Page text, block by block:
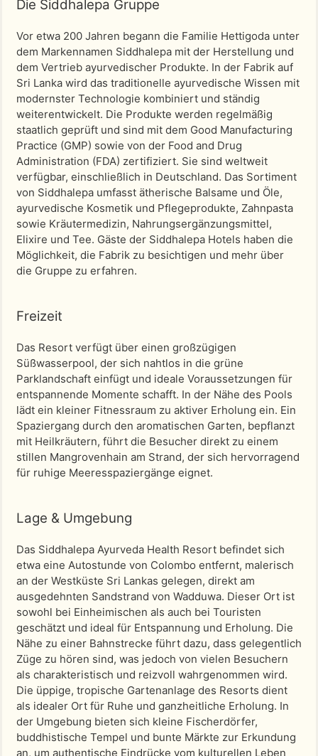
Die Siddhalepa Gruppe
Vor etwa 200 Jahren begann die Familie Hettigoda unter
dem Markennamen Siddhalepa mit der Herstellung und
dem Vertrieb ayurvedischer Produkte. In der Fabrik auf
Sri Lanka wird das traditionelle ayurvedische Wissen mit
modernster Technologie kombiniert und ständig
weiterentwickelt. Die Produkte werden regelmäßig
staatlich geprüft und sind mit dem Good Manufacturing
Practice (GMP) sowie von der Food and Drug
Administration (FDA) zertifiziert. Sie sind weltweit
verfügbar, einschließlich in Deutschland. Das Sortiment
von Siddhalepa umfasst ätherische Balsame und Öle,
ayurvedische Kosmetik und Pflegeprodukte, Zahnpasta
sowie Kräutermedizin, Nahrungsergänzungsmittel,
Elixire und Tee. Gäste der Siddhalepa Hotels haben die
Möglichkeit, die Fabrik zu besichtigen und mehr über
die Gruppe zu erfahren.
Freizeit
Das Resort verfügt über einen großzügigen
Süßwasserpool, der sich nahtlos in die grüne
Parklandschaft einfügt und ideale Voraussetzungen für
entspannende Momente schafft. In der Nähe des Pools
lädt ein kleiner Fitnessraum zu aktiver Erholung ein. Ein
Spaziergang durch den aromatischen Garten, bepflanzt
mit Heilkräutern, führt die Besucher direkt zu einem
stillen Mangrovenhain am Strand, der sich hervorragend
für ruhige Meeresspaziergänge eignet.
Lage & Umgebung
Das Siddhalepa Ayurveda Health Resort befindet sich
etwa eine Autostunde von Colombo entfernt, malerisch
an der Westküste Sri Lankas gelegen, direkt am
ausgedehnten Sandstrand von Wadduwa. Dieser Ort ist
sowohl bei Einheimischen als auch bei Touristen
geschätzt und ideal für Entspannung und Erholung. Die
Nähe zu einer Bahnstrecke führt dazu, dass gelegentlich
Züge zu hören sind, was jedoch von vielen Besuchern
als charakteristisch und reizvoll wahrgenommen wird.
Die üppige, tropische Gartenanlage des Resorts dient
als idealer Ort für Ruhe und ganzheitliche Erholung. In
der Umgebung bieten sich kleine Fischerdörfer,
buddhistische Tempel und bunte Märkte zur Erkundung
an, um authentische Eindrücke vom kulturellen Leben